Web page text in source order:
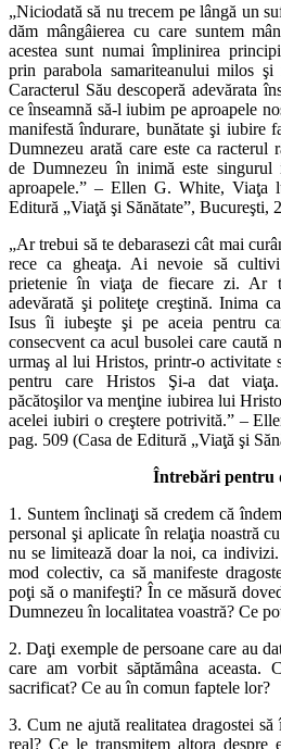
„Niciodată să nu trecem pe lângă un
dăm mângâierea cu care suntem
acestea sunt numai împlinirea
prin parabola samariteanului milos
Caracterul Său descoperă adevărata
ce înseamnă să-l iubim pe aproapele
manifestă îndurare, bunătate şi iubire
Dumnezeu arată care este ca
de Dumnezeu în inimă este
aproapele.” – Ellen G. White, Viaţa
Editură „Viaţă şi Sănătate”, Bucureşti,
„Ar trebui să te debarasezi cât mai
rece ca gheaţa. Ai nevoie să
prietenie în viaţa de fiecare zi. Ar
adevărată şi politeţe creştină. Inima
Isus îi iubeşte şi pe aceia pentru
consecvent ca acul busolei care caută
urmaş al lui Hristos, printr-o activitate
pentru care Hristos Şi-a dat
păcătoşilor va menţine iubirea lui
acelei iubiri o creştere potrivită.” –
pag. 509 (Casa de Editură „Viaţă şi
Întrebări pentru
1. Suntem înclinaţi să credem că
personal şi aplicate în relaţia noastră
nu se limitează doar la noi, ca
mod colectiv, ca să manifeste
poţi să o manifeşti? În ce măsură
Dumnezeu în localitatea voastră? Ce
2. Daţi exemple de persoane care au
care am vorbit săptămâna aceasta.
sacrificat? Ce au în comun faptele lor?
3. Cum ne ajută realitatea dragostei
real? Ce le transmitem altora despre